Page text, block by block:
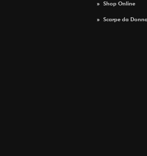
Shop Online
Scarpe da Donna